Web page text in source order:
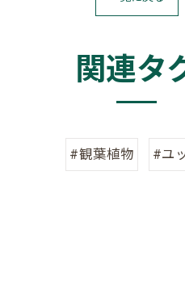
関連タ
#観葉植物 #ユ